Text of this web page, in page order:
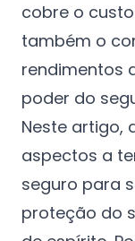
cobre o
também o
rendimentos
poder do
Neste artigo,
aspectos a
seguro para
proteção do